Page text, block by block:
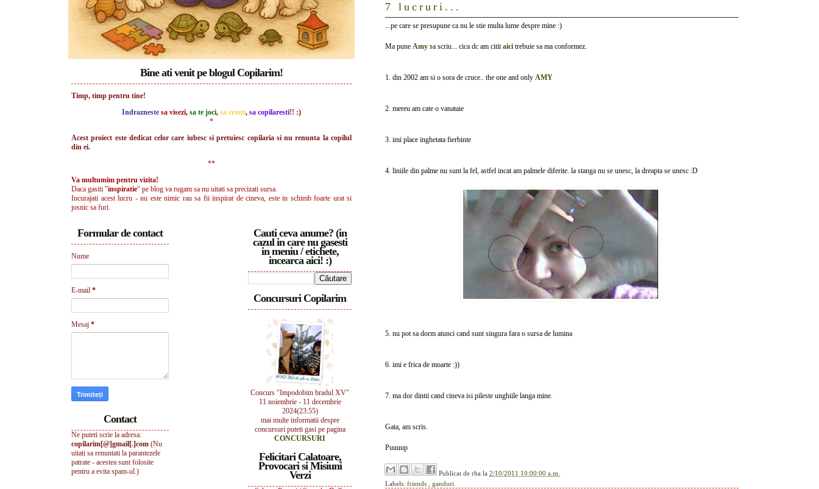
7 lucruri...
...pe care se presupune ca nu le stie multa lume despre mine :)
Ma pune Amy sa scriu... cica dc am cititaici trebuie sa ma conformez.
1. din 2002 am si o sora de cruce.. the one and only AMY
2. mereu am cate o vanataie
3. imi place inghetata fierbinte
4. liniile din palme nu sunt la fel, astfel incat am palmele diferite. la stanga nu se unesc, la dreapta se unesc :D
5. nu pot sa dorm atunci cand sunt singura fara o sursa de lumina
6. imi e frica de moarte :))
7. ma dor dintii cand cineva isi pileste unghiile langa mine.
Gata, am scris.
Puuuup
Publicat de rha la 2/10/2011 10:00:00 a.m.
Labels: friends ganduri
Bine ati venit pe blogul Copilarim!
Timp, timp pentru tine!
Indrazneste sa visezi, sa te joci, sa creezi, sa copilaresti!! :)
*
Acest proiect este dedicat celor care iubesc si pretuiesc copilaria si nu renunta la copilul
din ei.
**
Va multumim pentru vizita!
Daca gasiti "inspiratie" pe blog va rugam sa nu uitati sa precizati sursa.
Incurajati acest lucru - nu este nimic rau sa fii inspirat de cineva, este in schimb foarte urat si
josnic sa furi.
Cauti ceva anume? (in
cazul in care nu gasesti
in meniu / etichete,
incearca aici! :)
Concursuri Copilarim
Concurs "Impodobim bradul XV"
11 noiembrie - 11 decembrie
2024(23:55)
mai multe informatii despre
concursuri puteti gasi pe pagina
CONCURSURI
Felicitari Calatoare,
Provocari si Misiuni
Verzi
Formular de contact
Nume
E-mail *
Mesaj *
Contact
Ne puteti scrie la adresa:
copilarim[@]gmail[.]com (Nu
uitati sa renuntati la parantezele
patrate - acestea sunt folosite
pentru a evita spam-ul.)